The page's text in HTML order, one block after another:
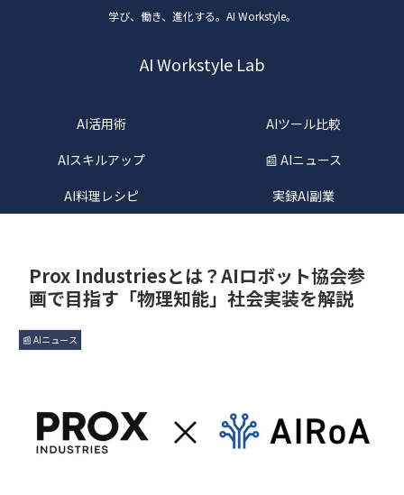
学び、働き、進化する。AI Workstyle。
AI Workstyle Lab
AI活用術
AIツール比較
AIスキルアップ
📰 AIニュース
AI料理レシピ
実録AI副業
Prox Industriesとは？AIロボット協会参
画で目指す「物理知能」社会実装を解説
📰 AIニュース